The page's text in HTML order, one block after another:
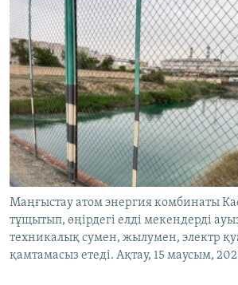
Маңғыстау атом энергия комбинаты
тұщытып, өңірдегі елді мекендерді
техникалық сумен, жылумен, электр
қамтамасыз етеді. Ақтау, 15 маусым,